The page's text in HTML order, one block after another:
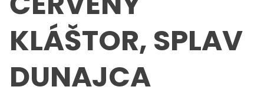
KLÁŠTOR, SPLAV
DUNAJCA